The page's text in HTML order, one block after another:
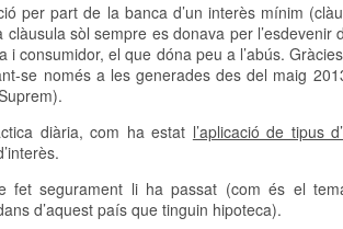
per part de la banca d’un interès mínim
sòl sempre es donava per l’esdevenir
consumidor, el que dóna peu a l’abús.
se només a les generades des del maig
diària, com ha estat l’aplicació de tipus
segurament li ha passat (com és el
d’aquest país que tinguin hipoteca).